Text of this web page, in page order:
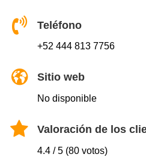
Teléfono
+52 444 813 7756
Sitio web
No disponible
Valoración de los
4.4 / 5 (80 votos)